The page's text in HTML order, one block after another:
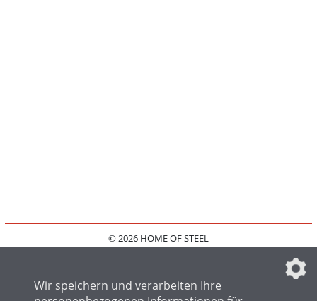
© 2026 HOME OF STEEL
IMPRESSUM
FAQ
DATENSCHUTZEINSTELLUNGEN
Wir speichern und verarbeiten Ihre